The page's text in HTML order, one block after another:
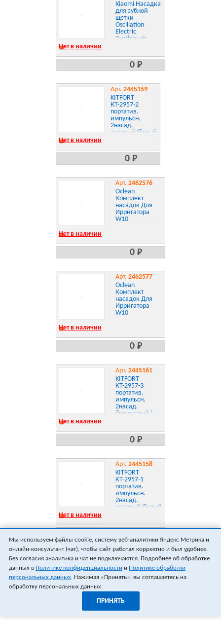
Xiaomi Насадка
для зубной
щетки
Oscillation
Electric
Toothbrush
Нет в наличии
0 Р
Арт. 2445159
KITFORT
КТ-2957-2
портатив.
импульсн.
2насад.
зеленый/белый
Нет в наличии
0 Р
Арт. 2462576
Oclean
Комплект
насадок Для
Ирригатора
W10
Нет в наличии
0 Р
Арт. 2462577
Oclean
Комплект
насадок Для
Ирригатора
W10
Нет в наличии
0 Р
Арт. 2445161
KITFORT
КТ-2957-3
портатив.
импульсн.
2насад.
бирюзовый/
Нет в наличии
0 Р
Арт. 2445158
KITFORT
КТ-2957-1
портатив.
импульсн.
2насад.
розовый/белый
Нет в наличии
ПОКАЗАТЬ ЕЩЁ 18ВСЕГО 8
Мы используем файлы cookie, систему веб-аналитики Яндекс Метрика и
онлайн-консультант (чат), чтобы сайт работал корректно и был удобнее.
Без согласия аналитика и чат не подключаются. Подробнее об обработке
данных в Политике конфиденциальности и Политике обработки
персональных данных. Нажимая «Принять», вы соглашаетесь на
обработку персональных данных.
ПРИНЯТЬ